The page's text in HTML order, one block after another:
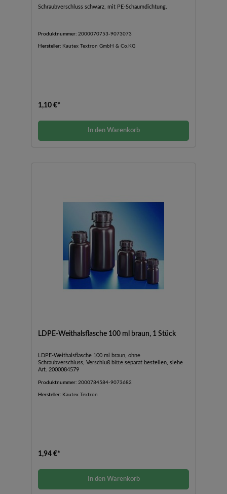
Schraubverschluss schwarz, mit PE-Schaumdichtung.
Produktnummer: 2000070753-9073073
Hersteller: Kautex Textron GmbH & Co.KG
1,10 €*
In den Warenkorb
LDPE-Weithalsflasche 100 ml braun, 1 Stück
LDPE-Weithalsflasche 100 ml braun, ohne
Schraubverschluss, Verschluß bitte separat bestellen, siehe
Art. 2000084579
Produktnummer: 2000784584-9073682
Hersteller: Kautex Textron
1,94 €*
In den Warenkorb